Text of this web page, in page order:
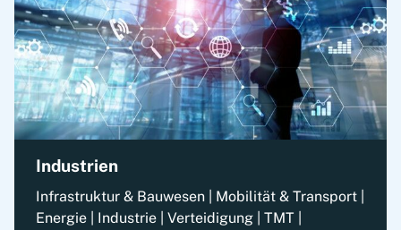
Industrien
Infrastruktur & Bauwesen | Mobilität & Transport |
Energie | Industrie | Verteidigung | TMT |